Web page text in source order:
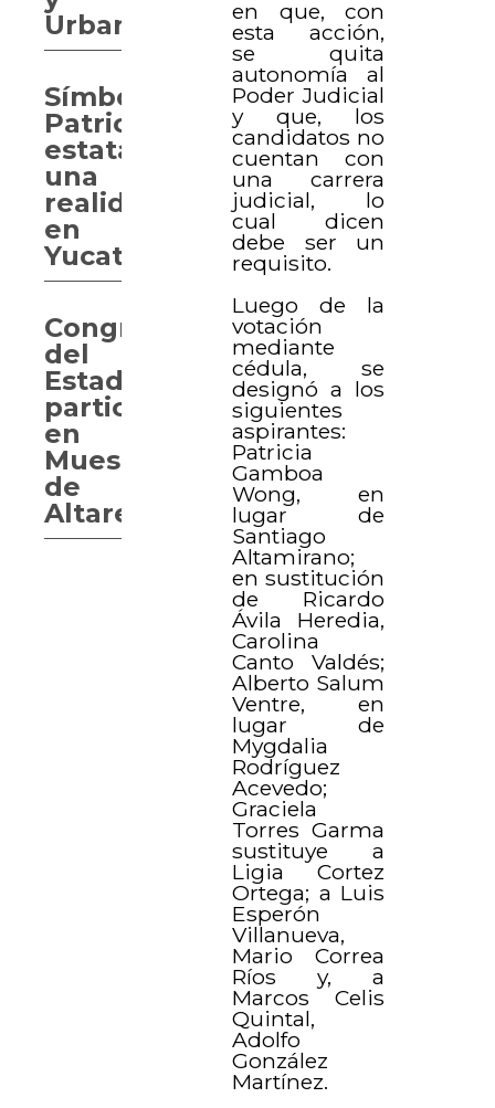
en que, con
esta acción,
se quita
autonomía al
Poder Judicial
y que, los
candidatos no
cuentan con
una carrera
judicial, lo
cual dicen
debe ser un
requisito.
Luego de la
votación
mediante
cédula, se
designó a los
siguientes
aspirantes:
Patricia
Gamboa
Wong, en
lugar de
Santiago
Altamirano;
en sustitución
de Ricardo
Ávila Heredia,
Carolina
Canto Valdés;
Alberto Salum
Ventre, en
lugar de
Mygdalia
Rodríguez
Acevedo;
Graciela
Torres Garma
sustituye a
Ligia Cortez
Ortega; a Luis
Esperón
Villanueva,
Mario Correa
Ríos y, a
Marcos Celis
Quintal,
Adolfo
González
Martínez.
Urbana
Símbolos
Patrios
estatales,
una
realidad
en
Yucatán
Congreso
del
Estado
participa
en
Muestra
de
Altares